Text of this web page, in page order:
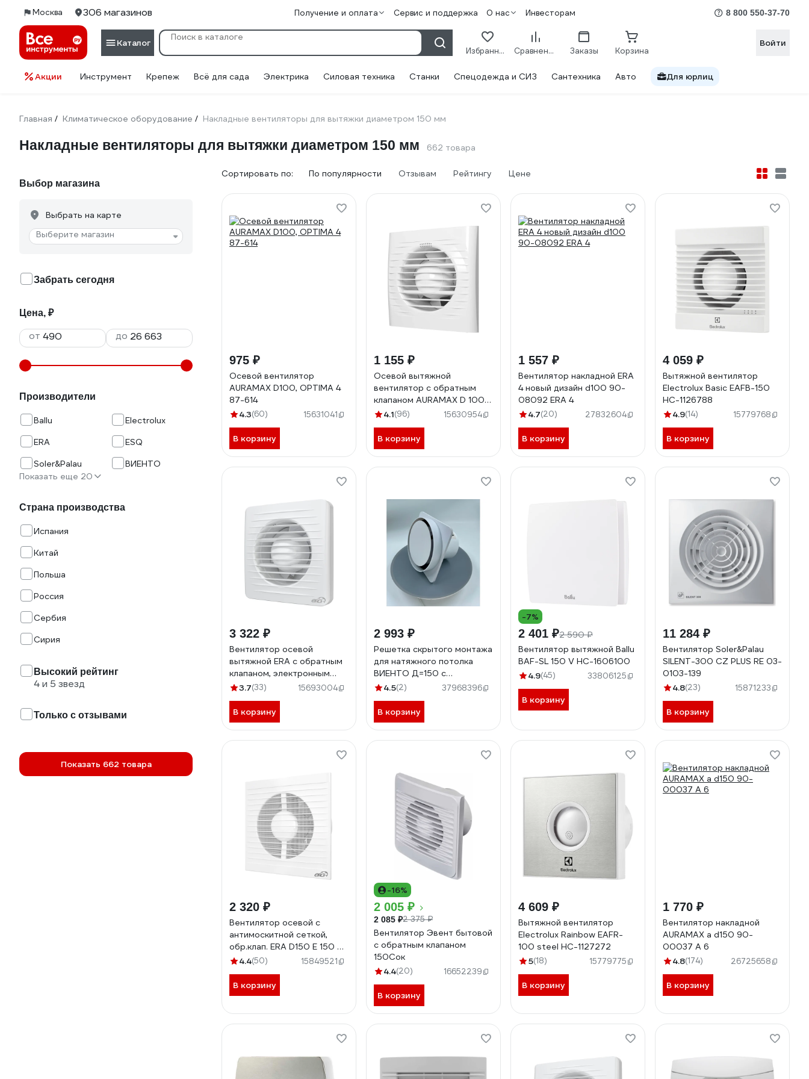
Москва 306 магазинов Получение и оплата Сервис и поддержка О нас Инвесторам 8 800 550-37-70
Каталог
Избранное Сравнение Заказы Корзина
Войти
Акции Инструмент Крепеж Всё для сада Электрика Силовая техника Станки Спецодежда и СИЗ Сантехника Авто Для юрлиц
Главная / Климатическое оборудование / Накладные вентиляторы для вытяжки диаметром 150 мм
Накладные вентиляторы для вытяжки диаметром 150 мм 662 товара
Выбор магазина
Выбрать на карте
Выберите магазин
Забрать сегодня
Цена, ₽
от до
Производители
Ballu
Electrolux
ERA
ESQ
Soler&Palau
ВИЕНТО
Показать еще 20
Страна производства
Испания
Китай
Польша
Россия
Сербия
Сирия
Высокий рейтинг
4 и 5 звезд
Только с отзывами
Показать 662 товара
Сортировать по: По популярности Отзывам Рейтингу Цене
975 ₽
Осевой вентилятор
AURAMAX D100, OPTIMA 4
87-614
4.3(60) 15631041
В корзину
1 155 ₽
Осевой вытяжной
вентилятор с обратным
клапаном AURAMAX D 100
OPTIMA 4C 88-191
4.1(96) 15630954
В корзину
1 557 ₽
Вентилятор накладной ERA
4 новый дизайн d100 90-
08092 ERA 4
4.7(20) 27832604
В корзину
4 059 ₽
Вытяжной вентилятор
Electrolux Basic EAFB-150
НС-1126788
4.9(14) 15779768
В корзину
3 322 ₽
Вентилятор осевой
вытяжной ERA с обратным
клапаном, электронным
таймером D 1004C ET 488-
3.7(33) 15693004
В корзину
2 993 ₽
Решетка скрытого монтажа
для натяжного потолка
ВИЕНТО Д=150 с
вентилятором, выход на
SECRET 150-100/125
4.5(2) 37968396
В корзину
-7%
2 401 ₽2 590 ₽
Вентилятор вытяжной Ballu
BAF-SL 150 V НС-1606100
4.9(45) 33806125
В корзину
11 284 ₽
Вентилятор Soler&Palau
SILENT-300 CZ PLUS RE 03-
0103-139
4.8(23) 15871233
В корзину
2 320 ₽
Вентилятор осевой с
антимоскитной сеткой,
обр.клап. ERA D150 E 150 S
С 89-887 E 150 S C
4.4(50) 15849521
В корзину
-16%
2 005 ₽
2 085 ₽2 375 ₽
Вентилятор Эвент бытовой
с обратным клапаном
150Сок
4.4(20) 16652239
В корзину
4 609 ₽
Вытяжной вентилятор
Electrolux Rainbow EAFR-
100 steel НС-1127272
5(18) 15779775
В корзину
1 770 ₽
Вентилятор накладной
AURAMAX a d150 90-
00037 A 6
4.8(174) 26725658
В корзину